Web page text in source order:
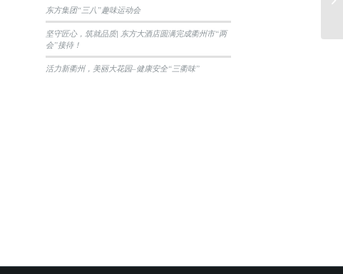
东方集团“三八”趣味运动会
坚守匠心，筑就品质| 东方大酒店圆满完成衢州市“两
会”接待！
活力新衢州，美丽大花园–健康安全“三衢味”